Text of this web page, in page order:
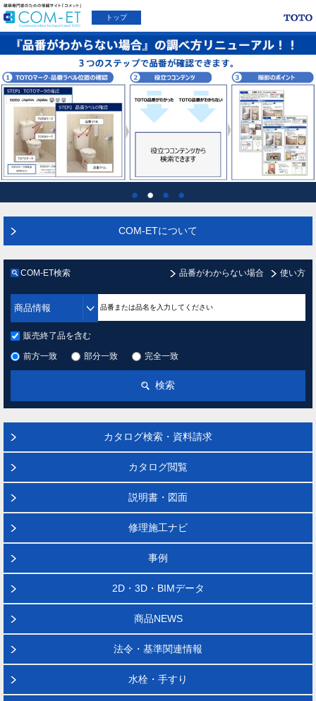
トップ
COM-ETについて
COM-ET検索 品番がわからない場合 使い方
販売終了品を含む
前方一致 部分一致 完全一致
検索
カタログ検索・資料請求
カタログ閲覧
説明書・図面
修理施工ナビ
事例
2D・3D・BIMデータ
商品NEWS
法令・基準関連情報
水栓・手すり